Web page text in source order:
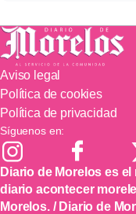
Aviso legal
Política de cookies
Política de privacidad
Síguenos en:
Diario de Morelos es
diario acontecer
Morelos. / Diario de